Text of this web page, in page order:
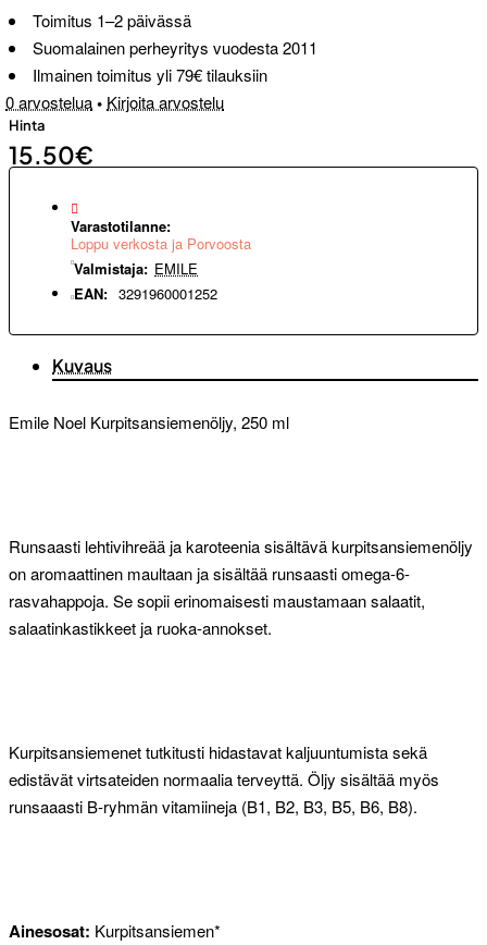
Toimitus 1–2 päivässä
Suomalainen perheyritys vuodesta 2011
Ilmainen toimitus yli 79€ tilauksiin
0 arvostelua• Kirjoita arvostelu
Hinta
15.50€
Varastotilanne:
Loppu verkosta ja Porvoosta
Valmistaja: EMILE
EAN: 3291960001252
Kuvaus
Emile Noel Kurpitsansiemenöljy, 250 ml
Runsaasti lehtivihreää ja karoteenia sisältävä kurpitsansiemenöljy
on aromaattinen maultaan ja sisältää runsaasti omega-6-
rasvahappoja. Se sopii erinomaisesti maustamaan salaatit,
salaatinkastikkeet ja ruoka-annokset.
Kurpitsansiemenet tutkitusti hidastavat kaljuuntumista sekä
edistävät virtsateiden normaalia terveyttä. Öljy sisältää myös
runsaaasti B-ryhmän vitamiineja (B1, B2, B3, B5, B6, B8).
Ainesosat: Kurpitsansiemen*